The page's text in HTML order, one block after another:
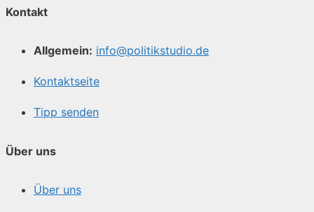
Kontakt
Allgemein: info@politikstudio.de
Kontaktseite
Tipp senden
Über uns
Über uns